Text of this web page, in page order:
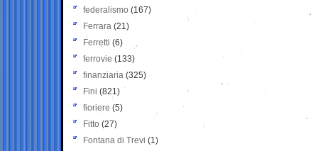
federalismo (167)
Ferrara (21)
Ferretti (6)
ferrovie (133)
finanziaria (325)
Fini (821)
fioriere (5)
Fitto (27)
Fontana di Trevi (1)